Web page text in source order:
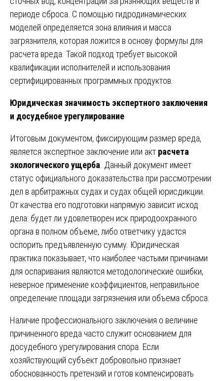
периоде сброса. С помощью гидродинамических
моделей определяется зона влияния и масса
загрязнителя, которая ложится в основу формулы для
расчета вреда. Такой подход требует высокой
квалификации исполнителей и использования
сертифицированных программных продуктов.
Юридическая значимость экспертного заключения
и досудебное урегулирование
Итоговым документом, фиксирующим размер вреда,
является экспертное заключение или акт расчета
экологического ущерба. Данный документ имеет
статус официального доказательства при рассмотрении
дел в арбитражных судах и судах общей юрисдикции.
От качества его подготовки напрямую зависит исход
дела: будет ли удовлетворен иск природоохранного
органа в полном объеме, либо ответчику удастся
оспорить предъявленную сумму. Юридическая
практика показывает, что наиболее частыми причинами
для оспаривания являются методологические ошибки,
неверное применение коэффициентов, неправильное
определение площади загрязнения или объема сброса.
Наличие профессионального заключения о величине
причиненного вреда часто служит основанием для
досудебного урегулирования спора. Если
хозяйствующий субъект добровольно признает
обоснованность претензий и готов компенсировать